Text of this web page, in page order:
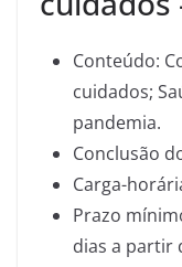
Conteúdo:
cuidados;
pandemia.
Conclusão
Carga-
Prazo
dias a partir